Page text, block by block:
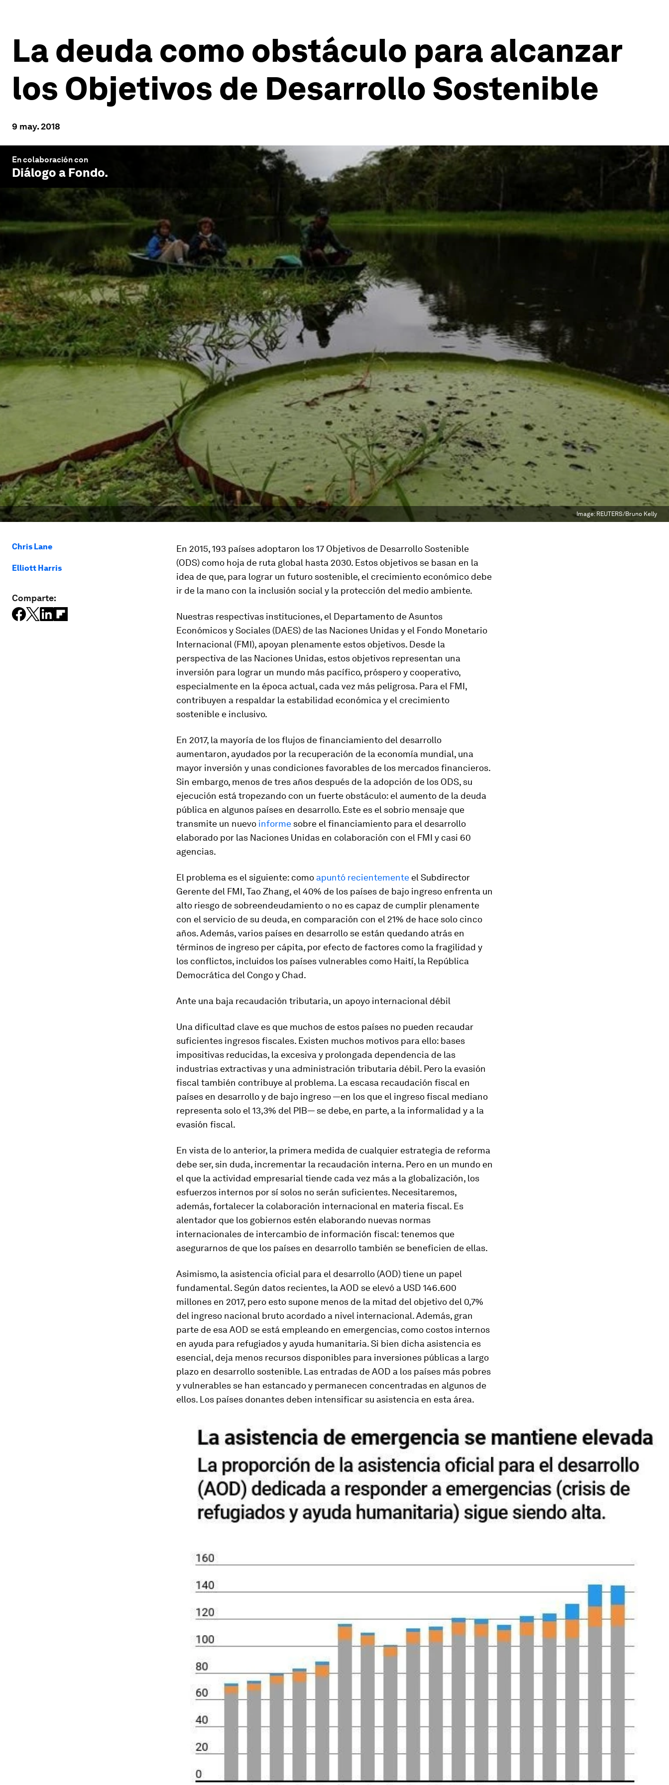
La deuda como obstáculo para alcanzar
los Objetivos de Desarrollo Sostenible
9 may. 2018
En colaboración con
Diálogo a Fondo.
Image: REUTERS/Bruno Kelly
Chris Lane
Elliott Harris
Comparte:
En 2015, 193 países adoptaron los 17 Objetivos de Desarrollo Sostenible
(ODS) como hoja de ruta global hasta 2030. Estos objetivos se basan en la
idea de que, para lograr un futuro sostenible, el crecimiento económico debe
ir de la mano con la inclusión social y la protección del medio ambiente.
Nuestras respectivas instituciones, el Departamento de Asuntos
Económicos y Sociales (DAES) de las Naciones Unidas y el Fondo Monetario
Internacional (FMI), apoyan plenamente estos objetivos. Desde la
perspectiva de las Naciones Unidas, estos objetivos representan una
inversión para lograr un mundo más pacífico, próspero y cooperativo,
especialmente en la época actual, cada vez más peligrosa. Para el FMI,
contribuyen a respaldar la estabilidad económica y el crecimiento
sostenible e inclusivo.
En 2017, la mayoría de los flujos de financiamiento del desarrollo
aumentaron, ayudados por la recuperación de la economía mundial, una
mayor inversión y unas condiciones favorables de los mercados financieros.
Sin embargo, menos de tres años después de la adopción de los ODS, su
ejecución está tropezando con un fuerte obstáculo: el aumento de la deuda
pública en algunos países en desarrollo. Este es el sobrio mensaje que
transmite un nuevo informe sobre el financiamiento para el desarrollo
elaborado por las Naciones Unidas en colaboración con el FMI y casi 60
agencias.
El problema es el siguiente: como apuntó recientemente el Subdirector
Gerente del FMI, Tao Zhang, el 40% de los países de bajo ingreso enfrenta un
alto riesgo de sobreendeudamiento o no es capaz de cumplir plenamente
con el servicio de su deuda, en comparación con el 21% de hace solo cinco
años. Además, varios países en desarrollo se están quedando atrás en
términos de ingreso per cápita, por efecto de factores como la fragilidad y
los conflictos, incluidos los países vulnerables como Haití, la República
Democrática del Congo y Chad.
Ante una baja recaudación tributaria, un apoyo internacional débil
Una dificultad clave es que muchos de estos países no pueden recaudar
suficientes ingresos fiscales. Existen muchos motivos para ello: bases
impositivas reducidas, la excesiva y prolongada dependencia de las
industrias extractivas y una administración tributaria débil. Pero la evasión
fiscal también contribuye al problema. La escasa recaudación fiscal en
países en desarrollo y de bajo ingreso —en los que el ingreso fiscal mediano
representa solo el 13,3% del PIB— se debe, en parte, a la informalidad y a la
evasión fiscal.
En vista de lo anterior, la primera medida de cualquier estrategia de reforma
debe ser, sin duda, incrementar la recaudación interna. Pero en un mundo en
el que la actividad empresarial tiende cada vez más a la globalización, los
esfuerzos internos por sí solos no serán suficientes. Necesitaremos,
además, fortalecer la colaboración internacional en materia fiscal. Es
alentador que los gobiernos estén elaborando nuevas normas
internacionales de intercambio de información fiscal: tenemos que
asegurarnos de que los países en desarrollo también se beneficien de ellas.
Asimismo, la asistencia oficial para el desarrollo (AOD) tiene un papel
fundamental. Según datos recientes, la AOD se elevó a USD 146.600
millones en 2017, pero esto supone menos de la mitad del objetivo del 0,7%
del ingreso nacional bruto acordado a nivel internacional. Además, gran
parte de esa AOD se está empleando en emergencias, como costos internos
en ayuda para refugiados y ayuda humanitaria. Si bien dicha asistencia es
esencial, deja menos recursos disponibles para inversiones públicas a largo
plazo en desarrollo sostenible. Las entradas de AOD a los países más pobres
y vulnerables se han estancado y permanecen concentradas en algunos de
ellos. Los países donantes deben intensificar su asistencia en esta área.